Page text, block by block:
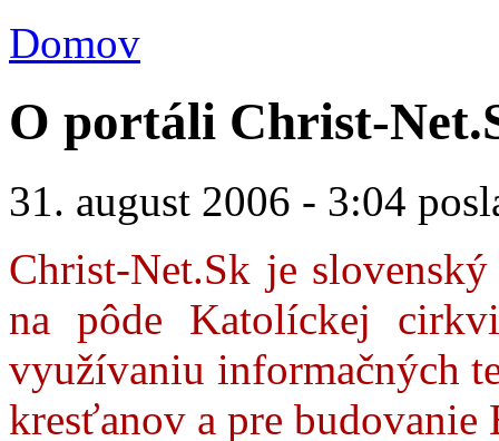
Domov
O portáli Christ-
31. august 2006 - 3:04
Christ-Net.Sk je
na pôde Katolíckej
využívaniu informačných
kresťanov a pre